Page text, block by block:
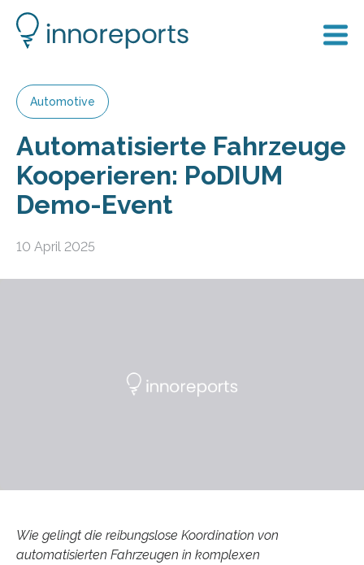
Automotive
Automatisierte Fahrzeuge
Kooperieren: PoDIUM
Demo-Event
10 April 2025
Wie gelingt die reibungslose Koordination von
automatisierten Fahrzeugen in komplexen